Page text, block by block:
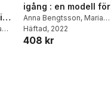
antal röster:
igång : en modell för
elevhälsa
Anna Bengtsson, Maria
Kempe Olsson
Necovski
Häftad, 2022
408 kr